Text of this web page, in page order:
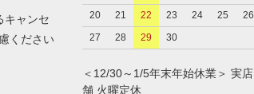
キャンセ
ください
20
21 22 23 24 25
26
27
28 29 30
＜12/30～1/5年末年始休業＞ 実店
舗 火曜定休